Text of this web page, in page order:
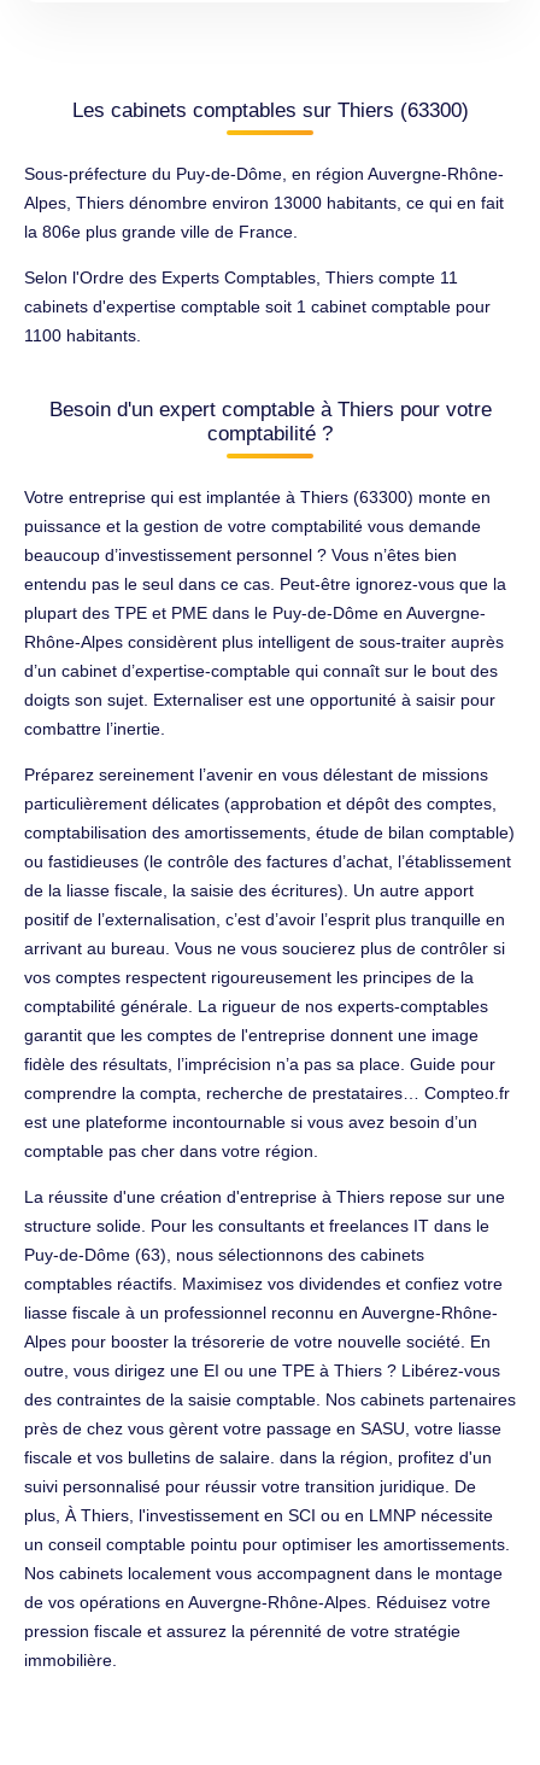
Les cabinets comptables sur Thiers (63300)
Sous-préfecture du Puy-de-Dôme, en région Auvergne-Rhône-
Alpes, Thiers dénombre environ 13000 habitants, ce qui en fait
la 806e plus grande ville de France.
Selon l'Ordre des Experts Comptables, Thiers compte 11
cabinets d'expertise comptable soit 1 cabinet comptable pour
1100 habitants.
Besoin d'un expert comptable à Thiers pour votre
comptabilité ?
Votre entreprise qui est implantée à Thiers (63300) monte en
puissance et la gestion de votre comptabilité vous demande
beaucoup d’investissement personnel ? Vous n’êtes bien
entendu pas le seul dans ce cas. Peut-être ignorez-vous que la
plupart des TPE et PME dans le Puy-de-Dôme en Auvergne-
Rhône-Alpes considèrent plus intelligent de sous-traiter auprès
d’un cabinet d’expertise-comptable qui connaît sur le bout des
doigts son sujet. Externaliser est une opportunité à saisir pour
combattre l’inertie.
Préparez sereinement l’avenir en vous délestant de missions
particulièrement délicates (approbation et dépôt des comptes,
comptabilisation des amortissements, étude de bilan comptable)
ou fastidieuses (le contrôle des factures d’achat, l’établissement
de la liasse fiscale, la saisie des écritures). Un autre apport
positif de l’externalisation, c’est d’avoir l’esprit plus tranquille en
arrivant au bureau. Vous ne vous soucierez plus de contrôler si
vos comptes respectent rigoureusement les principes de la
comptabilité générale. La rigueur de nos experts-comptables
garantit que les comptes de l'entreprise donnent une image
fidèle des résultats, l’imprécision n’a pas sa place. Guide pour
comprendre la compta, recherche de prestataires… Compteo.fr
est une plateforme incontournable si vous avez besoin d’un
comptable pas cher dans votre région.
La réussite d'une création d'entreprise à Thiers repose sur une
structure solide. Pour les consultants et freelances IT dans le
Puy-de-Dôme (63), nous sélectionnons des cabinets
comptables réactifs. Maximisez vos dividendes et confiez votre
liasse fiscale à un professionnel reconnu en Auvergne-Rhône-
Alpes pour booster la trésorerie de votre nouvelle société. En
outre, vous dirigez une EI ou une TPE à Thiers ? Libérez-vous
des contraintes de la saisie comptable. Nos cabinets partenaires
près de chez vous gèrent votre passage en SASU, votre liasse
fiscale et vos bulletins de salaire. dans la région, profitez d'un
suivi personnalisé pour réussir votre transition juridique. De
plus, À Thiers, l'investissement en SCI ou en LMNP nécessite
un conseil comptable pointu pour optimiser les amortissements.
Nos cabinets localement vous accompagnent dans le montage
de vos opérations en Auvergne-Rhône-Alpes. Réduisez votre
pression fiscale et assurez la pérennité de votre stratégie
immobilière.